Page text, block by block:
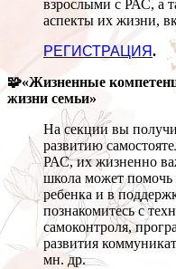
взрослыми с РАС, а
аспекты их жизни,
РЕГИСТРАЦИЯ.
🧩«Жизненные
жизни семьи»
На секции вы
развитию
РАС, их жизненно
школа может помочь
ребенка и в
познакомитесь с
самоконтроля,
развития
мн. др.